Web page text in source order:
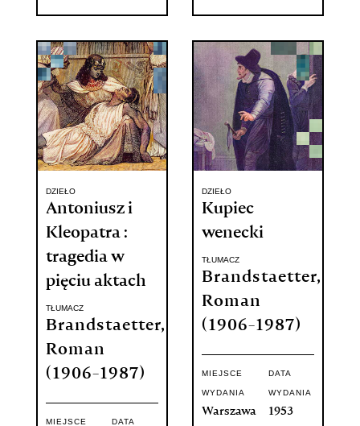
DZIEŁO
Antoniusz i
Kleopatra :
tragedia w
pięciu aktach
TŁUMACZ
Brandstaetter,
Roman
(1906-1987)
MIEJSCE DATA
DZIEŁO
Kupiec
wenecki
TŁUMACZ
Brandstaetter,
Roman
(1906-1987)
MIEJSCE
WYDANIA
Warszawa
DATA
WYDANIA
1953